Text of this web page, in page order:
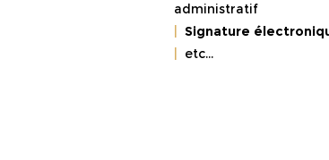
administratif
Signature
etc...